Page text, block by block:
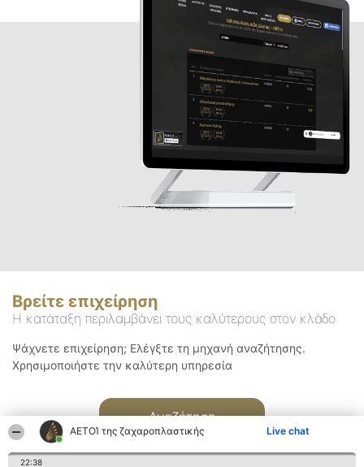
ΑΕΤΟΊ της ζαχαροπλαστικής Live chat
22:38
Βρείτε επιχείρηση
Η κατάταξη περιλαμβάνει τους καλύτερους στον κλάδο
Ψάχνετε επιχείρηση; Ελέγξτε τη μηχανή αναζήτησης.
Χρησιμοποιήστε την καλύτερη υπηρεσία
Αναζήτηση